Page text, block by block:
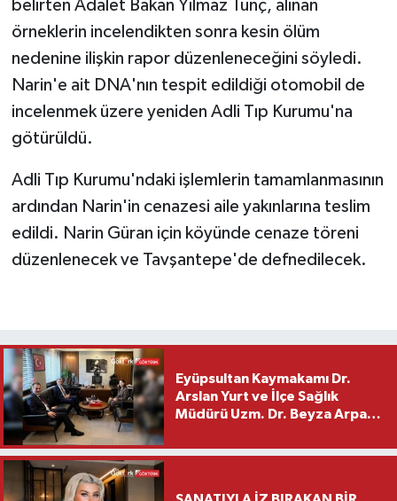
belirten Adalet Bakan Yılmaz Tunç, alınan
örneklerin incelendikten sonra kesin ölüm
nedenine ilişkin rapor düzenleneceğini söyledi.
Narin'e ait DNA'nın tespit edildiği otomobil de
incelenmek üzere yeniden Adli Tıp Kurumu'na
götürüldü.
Adli Tıp Kurumu'ndaki işlemlerin tamamlanmasının
ardından Narin'in cenazesi aile yakınlarına teslim
edildi. Narin Güran için köyünde cenaze töreni
düzenlenecek ve Tavşantepe'de defnedilecek.
Eyüpsultan Kaymakamı Dr.
Arslan Yurt ve İlçe Sağlık
Müdürü Uzm. Dr. Beyza Arpacı
Ziyareti